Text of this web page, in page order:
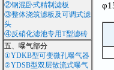
②钢混卧式精制滤板
③整体浇筑滤板及可调式滤
头
④反硝化滤池专用T型滤砖
五、曝气部分
①YDKB型可变微孔曝气器
②YDSB型双层散流式曝气